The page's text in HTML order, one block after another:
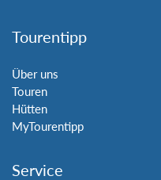
Tourentipp
Über uns
Touren
Hütten
MyTourentipp
Service